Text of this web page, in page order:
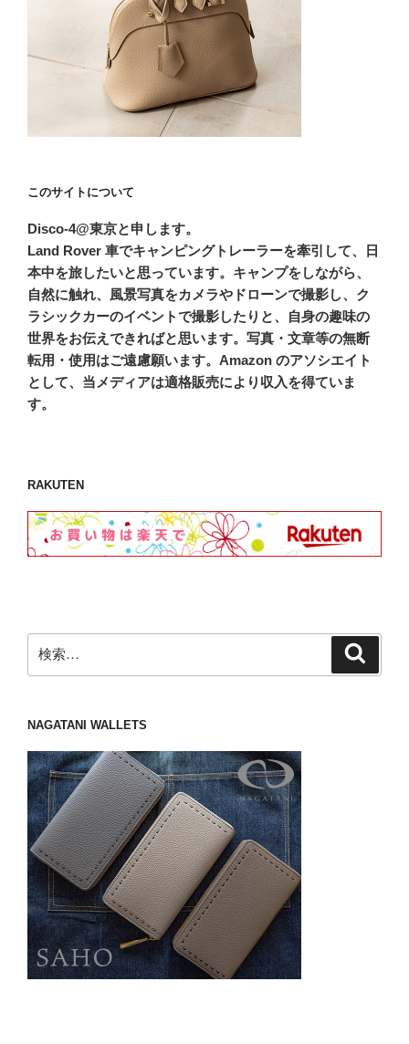
このサイトについて
Disco-4@東京と申します。
Land Rover 車でキャンピングトレーラーを牽引して、日
本中を旅したいと思っています。キャンプをしながら、
自然に触れ、風景写真をカメラやドローンで撮影し、ク
ラシックカーのイベントで撮影したりと、自身の趣味の
世界をお伝えできればと思います。写真・文章等の無断
転用・使用はご遠慮願います。Amazon のアソシエイト
として、当メディアは適格販売により収入を得ていま
す。
RAKUTEN
索:
NAGATANI WALLETS